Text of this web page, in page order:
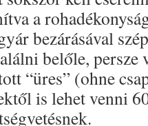
a
bezárásával
belőle, persze
“üres” (ohne
is lehet venni